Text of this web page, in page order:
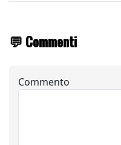
💬 Commenti